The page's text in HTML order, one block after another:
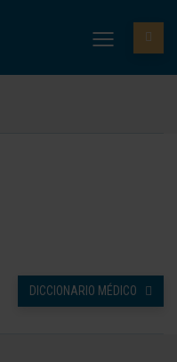
DICCIONARIO MÉDICO